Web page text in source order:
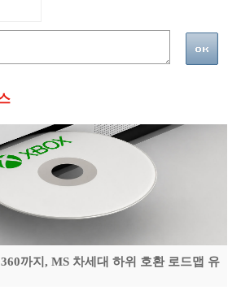
까지, MS 차세대 하위 호환 로드맵 유